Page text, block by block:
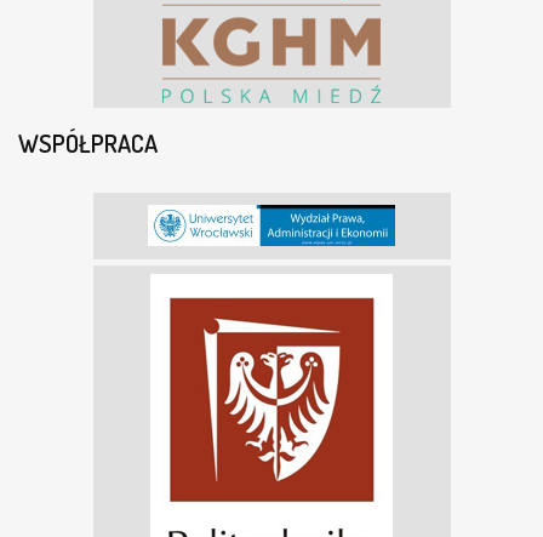
WSPÓŁPRACA